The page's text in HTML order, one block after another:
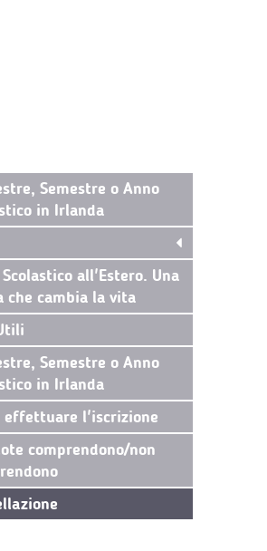
Semestre o Anno
in Irlanda
all'Estero. Una
che cambia la vita
Semestre o Anno
in Irlanda
effettuare l'iscrizione
comprendono/non